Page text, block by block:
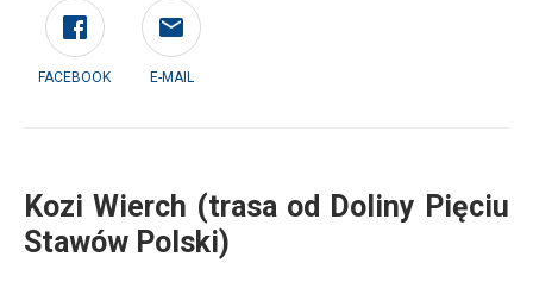
FACEBOOK E-MAIL
Kozi Wierch (trasa od Doliny Pięciu
Stawów Polski)